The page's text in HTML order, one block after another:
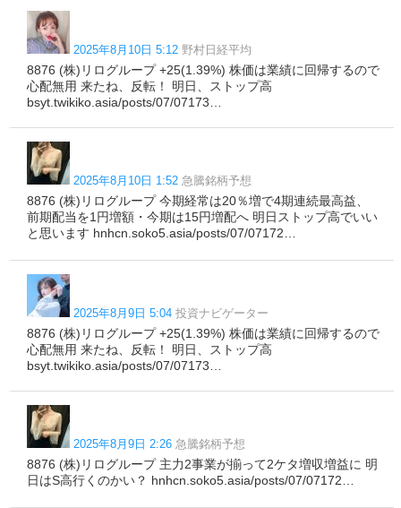
2025年8月10日 5:12 野村日経平均
8876 (株)リログループ +25(1.39%) 株価は業績に回帰するので
心配無用 来たね、反転！ 明日、ストップ高
bsyt.twikiko.asia/posts/07/07173…
2025年8月10日 1:52 急騰銘柄予想
8876 (株)リログループ 今期経常は20％増で4期連続最高益、
前期配当を1円増額・今期は15円増配へ 明日ストップ高でいい
と思います hnhcn.soko5.asia/posts/07/07172…
2025年8月9日 5:04 投資ナビゲーター
8876 (株)リログループ +25(1.39%) 株価は業績に回帰するので
心配無用 来たね、反転！ 明日、ストップ高
bsyt.twikiko.asia/posts/07/07173…
2025年8月9日 2:26 急騰銘柄予想
8876 (株)リログループ 主力2事業が揃って2ケタ増収増益に 明
日はS高行くのかい？ hnhcn.soko5.asia/posts/07/07172…